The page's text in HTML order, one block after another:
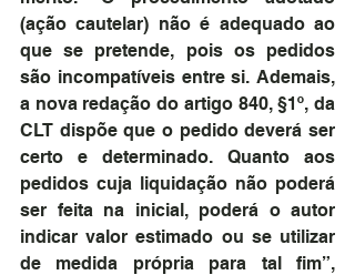
(ação cautelar) não é adequado ao
que se pretende, pois os pedidos
são incompatíveis entre si. Ademais,
a nova redação do artigo 840, §1º, da
CLT dispõe que o pedido deverá ser
certo e determinado. Quanto aos
pedidos cuja liquidação não poderá
ser feita na inicial, poderá o autor
indicar valor estimado ou se utilizar
de medida própria para tal fim”,